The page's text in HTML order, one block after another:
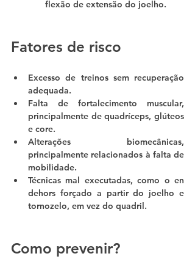
flexão de extensão do joelho.
Fatores de risco
Excesso de treinos sem recuperação
adequada.
Falta de fortalecimento muscular,
principalmente de quadríceps, glúteos
e core.
Alterações biomecânicas,
principalmente relacionados à falta de
mobilidade.
Técnicas mal executadas, como o en
dehors forçado a partir do joelho e
tornozelo, em vez do quadril.
Como prevenir?